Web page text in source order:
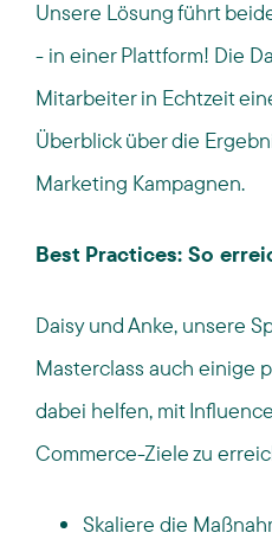
Unsere Lösung führt
- in einer Plattform! Die
Mitarbeiter in Echtzeit
Überblick über die
Marketing Kampagnen.
Best Practices: So
Daisy und Anke, unsere
Masterclass auch einige
dabei helfen, mit
Commerce-Ziele zu
Skaliere die